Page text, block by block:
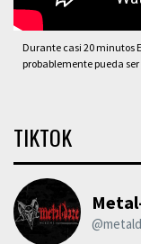
Durante casi 20 minutos
probablemente pueda
TIKTOK